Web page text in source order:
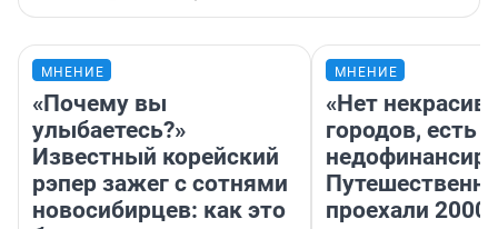
МНЕНИЕ
«Почему вы
улыбаетесь?»
Известный корейский
рэпер зажег с сотнями
новосибирцев: как это
МНЕНИЕ
«Нет
городов, есть
проехали 2000